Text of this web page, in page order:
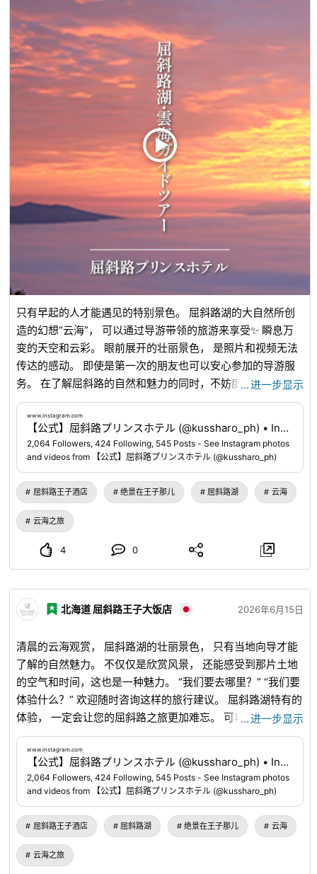
只有早起的人才能遇见的特别景色。 屈斜路湖的大自然所创
造的幻想“云海”， 可以通过导游带领的旅游来享受✨ 瞬息万
变的天空和云彩。 眼前展开的壮丽景色， 是照片和视频无法
传达的感动。 即使是第一次的朋友也可以安心参加的导游服
务。 在了解屈斜路的自然和魅力的同时，不妨度过一个特别
的早晨。 请尽情享受这段难忘的旅行体验。 可以通过个人资
www.instagram.com...
…进一步显示
www.instagram.com
【公式】屈斜路プリンスホテル (@kussharo_ph) • Instagram photos and videos
2,064 Followers, 424 Following, 545 Posts - See Instagram photos
and videos from 【公式】屈斜路プリンスホテル (@kussharo_ph)
屈斜路王子酒店 绝景在王子那儿 屈斜路湖 云海
云海之旅
4 0
北海道 屈斜路王子大饭店 2026年6月15日
清晨的云海观赏， 屈斜路湖的壮丽景色， 只有当地向导才能
了解的自然魅力。 不仅仅是欣赏风景， 还能感受到那片土地
的空气和时间，这也是一种魅力。 “我们要去哪里？” “我们要
体验什么？” 欢迎随时咨询这样的旅行建议。 屈斜路湖特有的
体验， 一定会让您的屈斜路之旅更加难忘。 可以通过个人资
料链接进行预约。 📍屈斜路王子酒店www.instagram.com...
…进一步显示
www.instagram.com
【公式】屈斜路プリンスホテル (@kussharo_ph) • Instagram photos and videos
2,064 Followers, 424 Following, 545 Posts - See Instagram photos
and videos from 【公式】屈斜路プリンスホテル (@kussharo_ph)
屈斜路王子酒店 屈斜路湖 绝景在王子那儿 云海
云海之旅